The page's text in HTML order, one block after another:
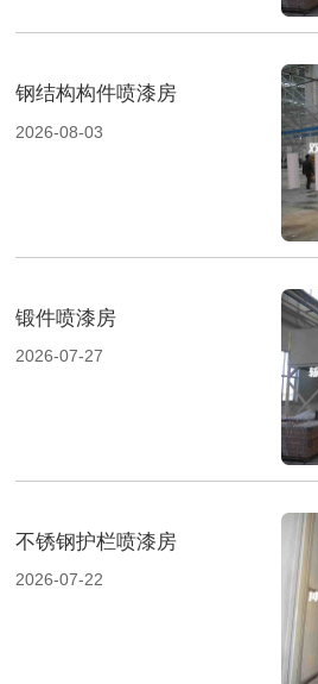
钢结构构件喷漆房
2026-08-03
锻件喷漆房
2026-07-27
不锈钢护栏喷漆房
2026-07-22